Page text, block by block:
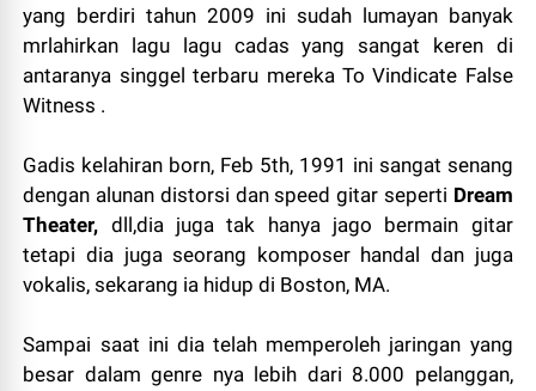
yang berdiri tahun 2009 ini sudah lumayan banyak
mrlahirkan lagu lagu cadas yang sangat keren di
antaranya singgel terbaru mereka To Vindicate False
Witness .
Gadis kelahiran born, Feb 5th, 1991 ini sangat senang
dengan alunan distorsi dan speed gitar seperti Dream
Theater, dll,dia juga tak hanya jago bermain gitar
tetapi dia juga seorang komposerhandal dan juga
vokalis,sekarang ia hidup di Boston, MA.
Sampai saat ini dia telah memperoleh jaringan yang
besar dalam genre nya lebih dari 8.000 pelanggan,